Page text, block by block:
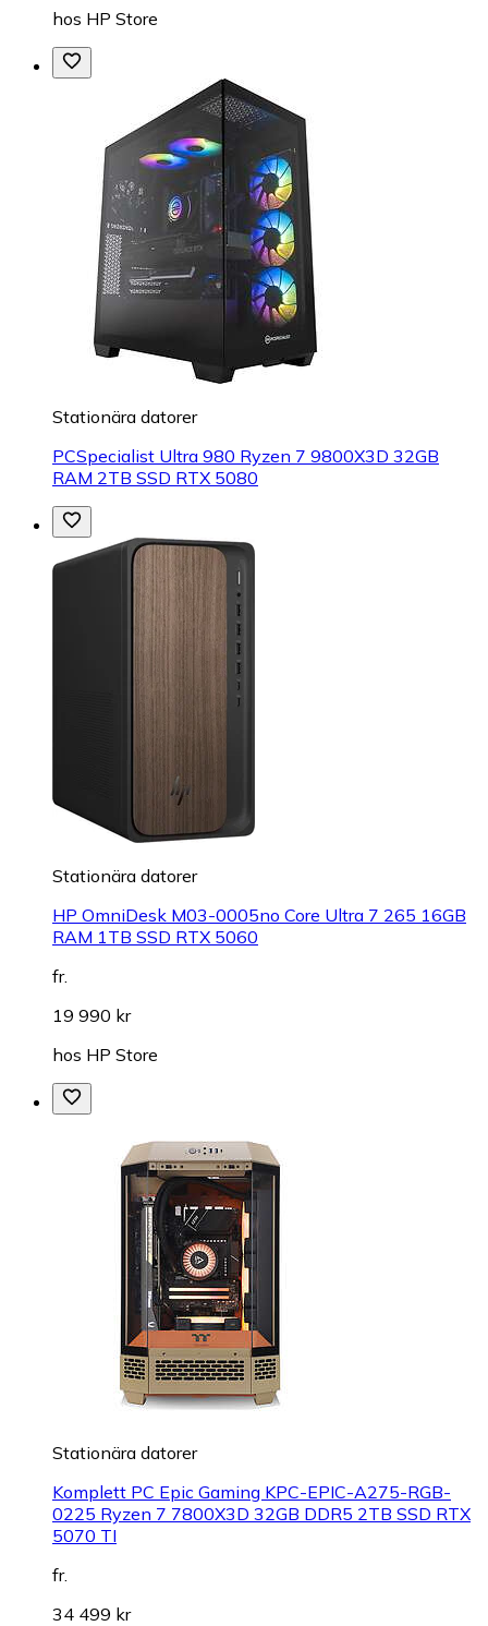
hos HP Store
Stationära datorer
PCSpecialist Ultra 980 Ryzen 7 9800X3D 32GB
RAM 2TB SSD RTX 5080
Stationära datorer
HP OmniDesk M03-0005no Core Ultra 7 265 16GB
RAM 1TB SSD RTX 5060
fr.
19 990 kr
hos HP Store
Stationära datorer
Komplett PC Epic Gaming KPC-EPIC-A275-RGB-
0225 Ryzen 7 7800X3D 32GB DDR5 2TB SSD RTX
5070 TI
fr.
34 499 kr